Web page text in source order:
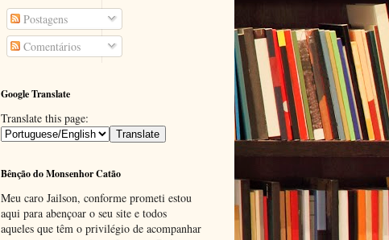
Postagens
Comentários
Google Translate
Translate this page:
Bênção do Monsenhor Catão
Meu caro Jailson, conforme prometi estou
aqui para abençoar o seu site e todos
aqueles que têm o privilégio de acompanhar